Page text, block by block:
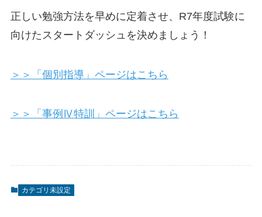
正しい勉強方法を早めに定着させ、R7年度試験に
向けたスタートダッシュを決めましょう！
＞＞「個別指導」ページはこちら
＞＞「事例Ⅳ特訓」ページはこちら
カテゴリ未設定